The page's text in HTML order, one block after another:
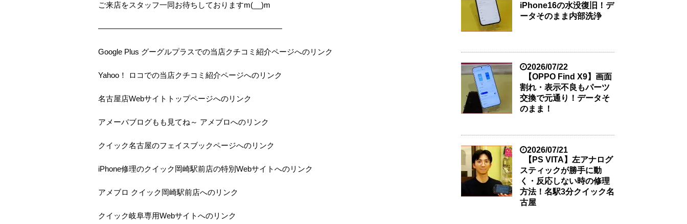
ご来店をスタッフ一同お待ちしておりますm(__)m
————————————————————————
Google Plus グーグルプラスでの当店クチコミ紹介ページへのリンク
Yahoo！ ロコでの当店クチコミ紹介ページへのリンク
名古屋店Webサイトトップページへのリンク
アメーバブログもも見てね～ アメブロへのリンク
クイック名古屋のフェイスブックページへのリンク
iPhone修理のクイック岡崎駅前店の特別Webサイトへのリンク
アメブロ クイック岡崎駅前店へのリンク
クイック岐阜専用Webサイトへのリンク
iPhone16の水没復旧！デ
ータそのまま内部洗浄
2026/07/22
【OPPO Find X9】画面
割れ・表示不良もパーツ
交換で元通り！データそ
のまま！
2026/07/21
【PS VITA】左アナログ
スティックが勝手に動
く・反応しない時の修理
方法！名駅3分クイック名
古屋